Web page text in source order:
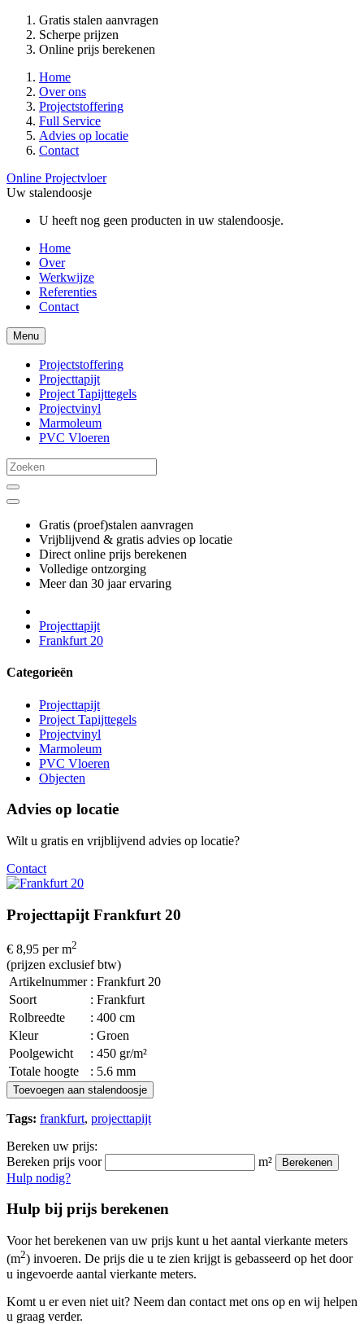
Gratis stalen aanvragen
Scherpe prijzen
Online prijs berekenen
Home
Over ons
Projectstoffering
Full Service
Advies op locatie
Contact
Online Projectvloer
Uw stalendoosje
U heeft nog geen producten in uw stalendoosje.
Home
Over
Werkwijze
Referenties
Contact
Menu
Projectstoffering
Projecttapijt
Project Tapijttegels
Projectvinyl
Marmoleum
PVC Vloeren
Gratis (proef)stalen aanvragen
Vrijblijvend & gratis advies op locatie
Direct online prijs berekenen
Volledige ontzorging
Meer dan 30 jaar ervaring
Projecttapijt
Frankfurt 20
Categorieën
Projecttapijt
Project Tapijttegels
Projectvinyl
Marmoleum
PVC Vloeren
Objecten
Advies op locatie
Wilt u gratis en vrijblijvend advies op locatie?
Contact
Projecttapijt Frankfurt 20
€ 8,95 per m2
(prijzen exclusief btw)
Artikelnummer : Frankfurt 20
Soort
: Frankfurt
Rolbreedte
: 400 cm
Kleur
: Groen
Poolgewicht
: 450 gr/m²
Totale hoogte
: 5.6 mm
Toevoegen aan stalendoosje
Tags: frankfurt, projecttapijt
Bereken uw prijs:
Bereken prijs voor
m² Berekenen
Hulp nodig?
Hulp bij prijs berekenen
Voor het berekenen van uw prijs kunt u het aantal vierkante meters
(m2) invoeren. De prijs die u te zien krijgt is gebasseerd op het door
u ingevoerde aantal vierkante meters.
Komt u er even niet uit? Neem dan contact met ons op en wij helpen
u graag verder.